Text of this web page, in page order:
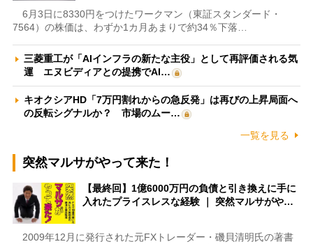
6月3日に8330円をつけたワークマン（東証スタンダード・
7564）の株価は、わずか1カ月あまりで約34％下落…
三菱重工が「AIインフラの新たな主役」として再評価される気
運 エヌビディアとの提携でAI…
キオクシアHD「7万円割れからの急反発」は再びの上昇局面へ
の反転シグナルか？ 市場のムー…
一覧を見る
突然マルサがやって来た！
【最終回】1億6000万円の負債と引き換えに手に
入れたプライスレスな経験 ｜ 突然マルサがや…
2009年12月に発行された元FXトレーダー・磯貝清明氏の著書